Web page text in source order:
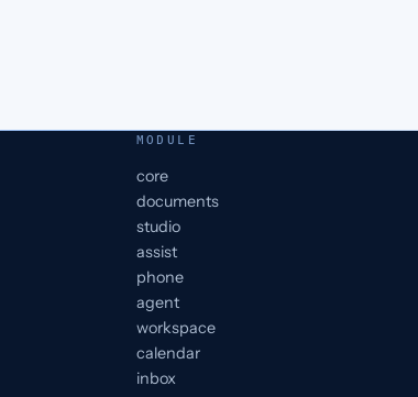
MODULE
core
documents
studio
assist
phone
agent
workspace
calendar
inbox